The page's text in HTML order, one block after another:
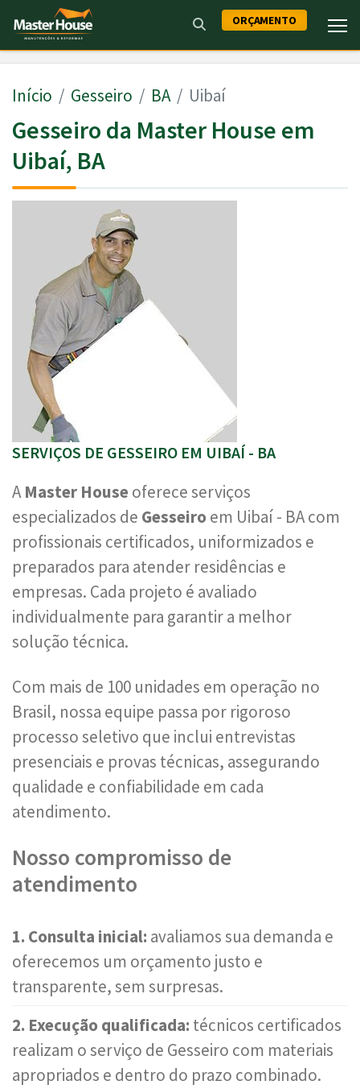
ORÇAMENTO
Início Gesseiro BA Uibaí
Gesseiro da Master House em
Uibaí, BA
SERVIÇOS DE GESSEIRO EM UIBAÍ - BA
AMaster House oferece serviços
especializados de Gesseiro em Uibaí - BA com
profissionais certificados, uniformizados e
preparados para atender residências e
empresas. Cada projeto é avaliado
individualmente para garantir a melhor
solução técnica.
Com mais de 100 unidades em operação no
Brasil, nossa equipe passa por rigoroso
processo seletivo que inclui entrevistas
presenciais e provas técnicas, assegurando
qualidade e confiabilidade em cada
atendimento.
Nosso compromisso de
atendimento
1. Consulta inicial: avaliamos sua demanda e
oferecemos um orçamento justo e
transparente, sem surpresas.
2. Execução qualificada: técnicos certificados
realizam o serviço de Gesseiro com materiais
apropriados e dentro do prazo combinado.